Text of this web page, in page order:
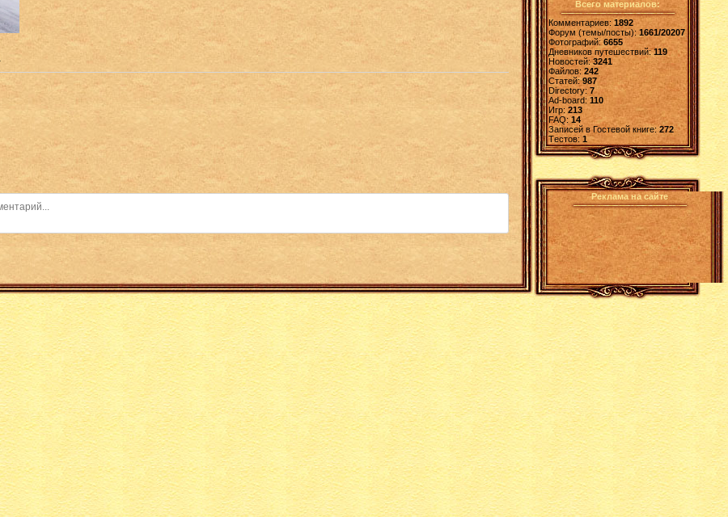
Всего материалов:
Комментариев: 1892
Форум (темы/посты):1661/20207
Фотографий:6655
Дневников путешествий:119
Новостей:3241
Файлов: 242
Статей:987
Directory: 7
Ad-board:110
Игр: 213
FAQ:14
Записей в Гостевой книге:272
Tестов: 1
Реклама на сайте